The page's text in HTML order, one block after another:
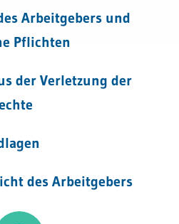
Arbeitgebers und
Pflichten
der Verletzung der
des Arbeitgebers